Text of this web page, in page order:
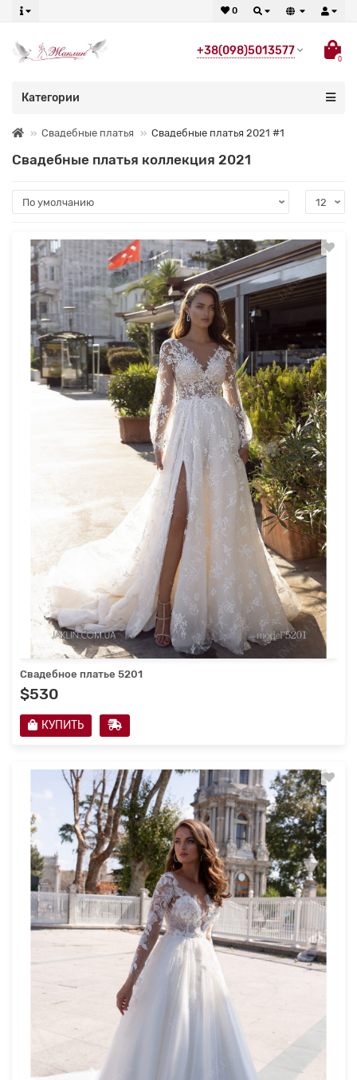
0
+38(098)5013577
0
Категории
Свадебные платья Свадебные платья 2021 #1
Свадебные платья коллекция 2021
Свадебное платье 5201
$530
КУПИТЬ